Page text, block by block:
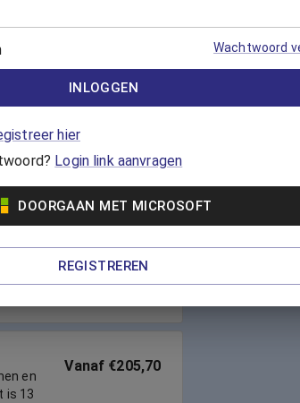
Doe
Vanaf €7,00
en
is 7
Vanaf €118,65
en
is 13
Vanaf €205,70
Wachtwoord
INLOGGEN
hier
Login link aanvragen
DOORGAAN MET MICROSOFT
REGISTREREN